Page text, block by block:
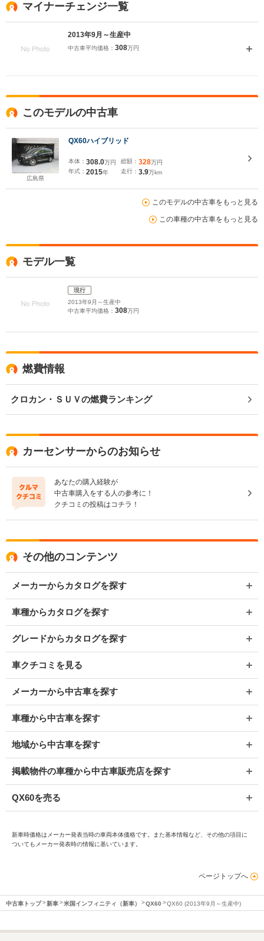
マイナーチェンジ一覧
2013年9月～生産中
中古車平均価格： 308万円
このモデルの中古車
広島県
QX60ハイブリッド
本体： 308.0万円
年式： 2015年
総額： 328万円
走行： 3.9万km
このモデルの中古車をもっと見る
この車種の中古車をもっと見る
モデル一覧
現行
2013年9月～生産中
中古車平均価格： 308万円
燃費情報
クロカン・ＳＵＶの燃費ランキング
カーセンサーからのお知らせ
あなたの購入経験が
中古車購入をする人の参考に！
クチコミの投稿はコチラ！
その他のコンテンツ
メーカーからカタログを探す
車種からカタログを探す
グレードからカタログを探す
車クチコミを見る
メーカーから中古車を探す
車種から中古車を探す
地域から中古車を探す
掲載物件の車種から中古車販売店を探す
QX60を売る
新車時価格はメーカー発表当時の車両本体価格です。また基本情報など、その他の項目に
ついてもメーカー発表時の情報に基いています。
ページトップへ
中古車トップ 新車 米国インフィニティ（新車） QX60 QX60 (2013年9月～生産中)